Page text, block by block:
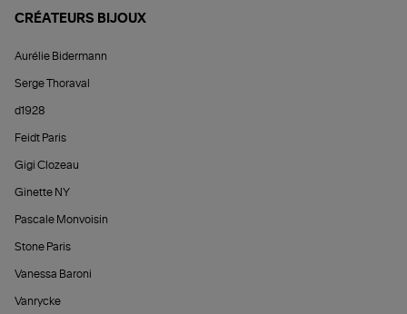
CRÉATEURS BIJOUX
Aurélie Bidermann
Serge Thoraval
d1928
Feidt Paris
Gigi Clozeau
Ginette NY
Pascale Monvoisin
Stone Paris
Vanessa Baroni
Vanrycke